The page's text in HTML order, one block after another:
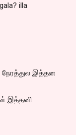
illa
இத்தன
இத்தனி